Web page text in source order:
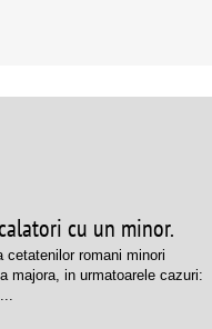
cu un minor.
cetatenilor romani minori
majora, in urmatoarele cazuri: